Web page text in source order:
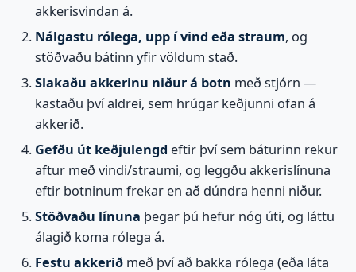
akkerisvindan á.
Nálgastu rólega, upp í vind eða straum, og
stöðvaðu bátinn yfir völdum stað.
Slakaðu akkerinu niður á botn með stjórn —
kastaðu því aldrei, sem hrúgar keðjunni ofan á
akkerið.
Gefðu út keðjulengd eftir því sem báturinn rekur
aftur með vindi/straumi, og leggðu akkerislínuna
eftir botninum frekar en að dúndra henni niður.
Stöðvaðu línuna þegar þú hefur nóg úti, og láttu
álagið koma rólega á.
Festu akkerið með því að bakka rólega (eða láta